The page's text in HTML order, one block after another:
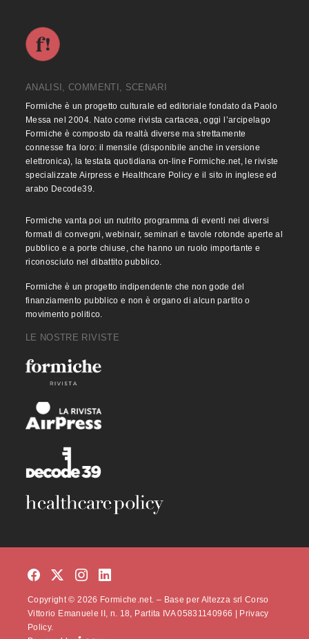
ANALISI, COMMENTI, SCENARI
Formiche è un progetto culturale ed editoriale fondato da Paolo
Messa nel 2004. Nato come rivista cartacea, oggi l’arcipelago
Formiche è composto da realtà diverse ma strettamente
connesse fra loro: il mensile (disponibile anche in versione
elettronica), la testata quotidiana on-line Formiche.net, le riviste
specializzate Airpress e Healthcare Policy e il sito in inglese ed
arabo Decode39.
Formiche vanta poi un nutrito programma di eventi nei diversi
formati di convegni, webinair, seminari e tavole rotonde aperte al
pubblico e a porte chiuse, che hanno un ruolo importante e
riconosciuto nel dibattito pubblico.
Formiche è un progetto indipendente che non gode del
finanziamento pubblico e non è organo di alcun partito o
movimento politico.
LE NOSTRE RIVISTE
Copyright © 2026 Formiche.net. – Base per Altezza srl Corso
Vittorio Emanuele II, n. 18, Partita IVA 05831140966 |
Privacy
Policy.